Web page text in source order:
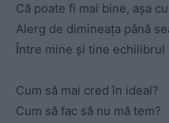
Că poate fi mai bine, așa
Alerg de dimineața până
Între mine și tine echilibrul
Cum să mai cred în ideal?
Cum să fac să nu mă tem?